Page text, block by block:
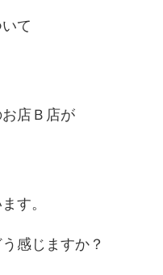
て
店Ｂ店が
す。
感じますか？